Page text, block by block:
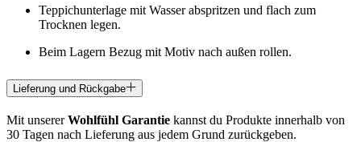
Teppichunterlage mit Wasser abspritzen und flach zum
Trocknen legen.
Beim Lagern Bezug mit Motiv nach außen rollen.
Lieferung und Rückgabe
Mit unsererWohlfühl Garantie kannst du Produkte innerhalb von
30 Tagen nach Lieferung aus jedem Grund zurückgeben.